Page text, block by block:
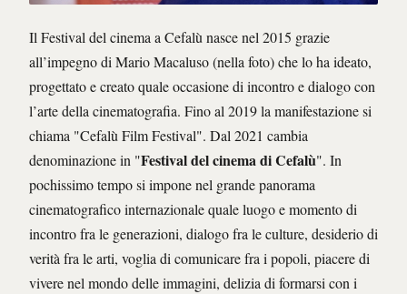
Il Festival del cinema a Cefalù nasce nel 2015 grazie
all’impegno di Mario Macaluso (nella foto) che lo ha ideato,
progettato e creato quale occasione di incontro e dialogo con
l’arte della cinematografia. Fino al 2019 la manifestazione si
chiama "Cefalù Film Festival". Dal 2021 cambia
denominazione in "Festival del cinema di Cefalù". In
pochissimo tempo si impone nel grande panorama
cinematografico internazionale quale luogo e momento di
incontro fra le generazioni, dialogo fra le culture, desiderio di
verità fra le arti, voglia di comunicare fra i popoli, piacere di
vivere nel mondo delle immagini, delizia di formarsi con i